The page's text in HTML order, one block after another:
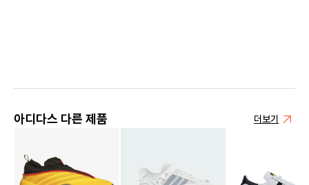
아디다스 다른 제품 더보기